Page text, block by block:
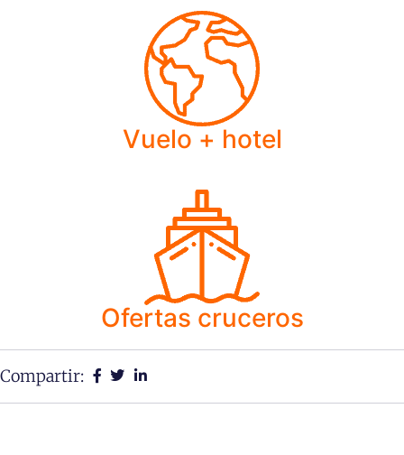
Vuelo + hotel
Ofertas cruceros
Compartir: